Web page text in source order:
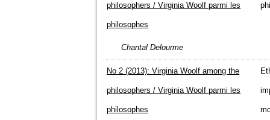
philosophers / Virginia Woolf parmi les
philosophes
Chantal Delourme
No 2 (2013): Virginia Woolf among the
philosophers / Virginia Woolf parmi les
philosophes